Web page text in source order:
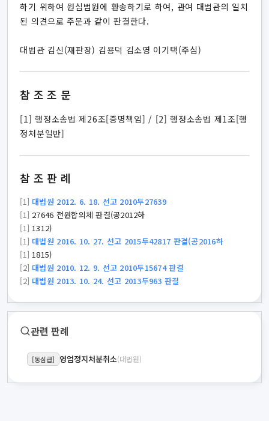
하기 위하여 원심법원에 환송하기로 하여, 관여 대법관의 일치
된 의견으로 주문과 같이 판결한다.
대법관 김신(재판장) 김용덕 김소영 이기택(주심)
참조조문
[1] 행정소송법 제26조[증명책임] / [2] 행정소송법 제1조[행
정처분일반]
참조판례
[1] 대법원 2012. 6. 18. 선고 2010두27639
[1] 27646 전원합의체 판결(공2012하
[1] 1312)
[1] 대법원 2016. 10. 27. 선고 2015두42817 판결(공2016하
[1] 1815)
[2] 대법원 2010. 12. 9. 선고 2010두15674 판결
[2] 대법원 2013. 10. 24. 선고 2013두963 판결
관련 판례
[동심급] 영업정지처분취소(대법원)